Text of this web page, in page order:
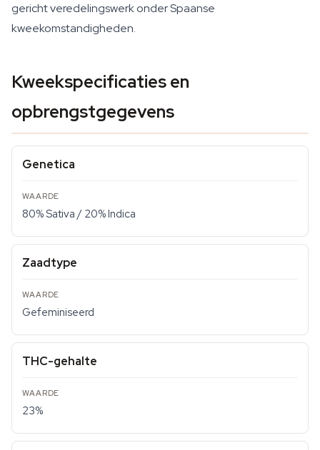
gericht veredelingswerk onder Spaanse
kweekomstandigheden.
Kweekspecificaties en
opbrengstgegevens
Genetica
80% Sativa / 20% Indica
Zaadtype
Gefeminiseerd
THC-gehalte
23%